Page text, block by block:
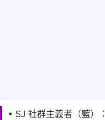
• SJ 社群主義者（藍）：